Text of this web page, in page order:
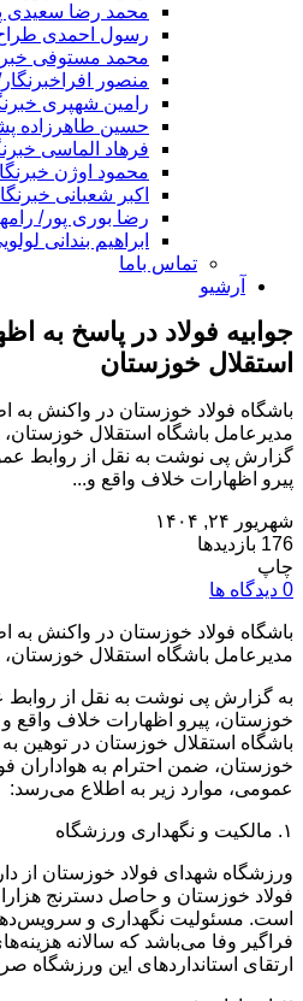
محمد رضا سعیدی
رسول احمدی
محمد مستوفی
منصور
رامین شهپری
حسین طاهرزاده
فرهاد الماسی
محمود اوژن
اکبر شعبانی
رضا بوری پور/
ابراهیم بندانی
تماس باما
آرشیو
جوابیه فولاد در پاسخ به
استقلال خوزستان
باشگاه فولاد خوزستان در واکنش به
مدیرعامل باشگاه استقلال خوزستان،
گزارش پی نوشت به نقل از روابط
پیرو اظهارات خلاف واقع و...
شهریور ۲۴, ۱۴۰۴
176 بازدیدها
چاپ
0 دیدگاه ها
باشگاه فولاد خوزستان در واکنش به
مدیرعامل باشگاه استقلال خوزستان،
به گزارش پی نوشت به نقل از روابط
خوزستان، پیرو اظهارات خلاف واقع
باشگاه استقلال خوزستان در توهین
خوزستان، ضمن احترام به هواداران
عمومی، موارد زیر به اطلاع می‌رسد:
۱. مالکیت و نگهداری ورزشگاه
ورزشگاه شهدای فولاد خوزستان از
فولاد خوزستان و حاصل دسترنج
است. مسئولیت نگهداری و
فراگیر وفا می‌باشد که سالانه
ارتقای استانداردهای این ورزشگاه